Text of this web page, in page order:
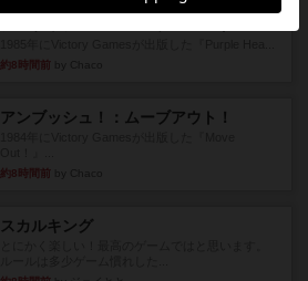
約8時間前
アンブッシュ！：ムーブアウト！
約8時間前
スカルキング